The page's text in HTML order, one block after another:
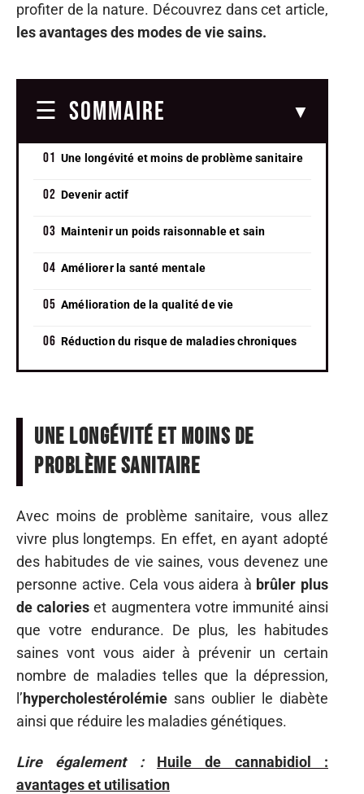
profiter de la nature. Découvrez dans cet article,
les avantages des modes de vie sains.
SOMMAIRE
Une longévité et moins de problème sanitaire
Devenir actif
Maintenir un poids raisonnable et sain
Améliorer la santé mentale
Amélioration de la qualité de vie
Réduction du risque de maladies chroniques
Une longévité et moins de
problème sanitaire
Avec moins de problème sanitaire, vous allez
vivre plus longtemps. En effet, en ayant adopté
des habitudes de vie saines, vous devenez une
personne active. Cela vous aidera à brûler plus
de calories et augmentera votre immunité ainsi
que votre endurance. De plus, les habitudes
saines vont vous aider à prévenir un certain
nombre de maladies telles que la dépression,
l’hypercholestérolémie sans oublier le diabète
ainsi que réduire les maladies génétiques.
Lire également :
Huile de cannabidiol :
avantages et utilisation